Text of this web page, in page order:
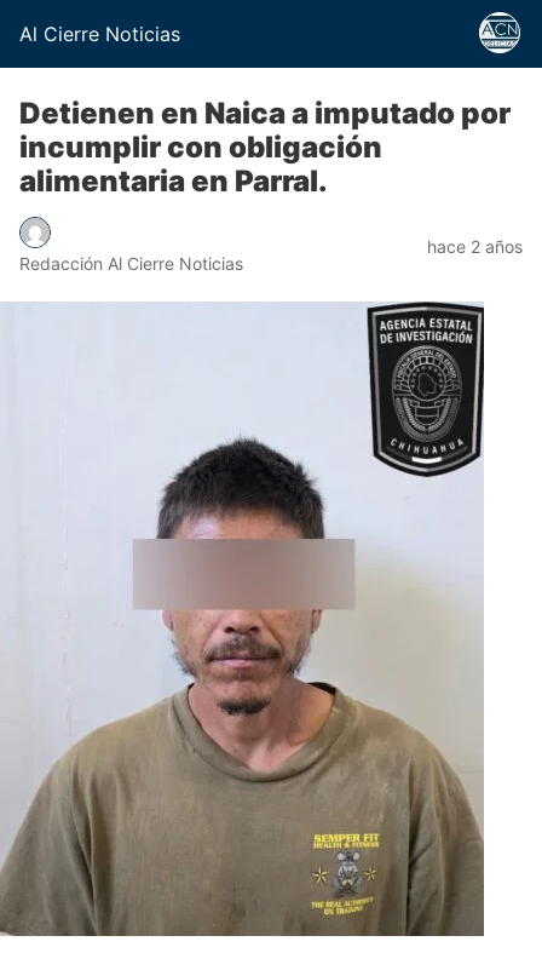
Al Cierre Noticias
Detienen en Naica a imputado por
incumplir con obligación
alimentaria en Parral.
Redacción Al Cierre Noticias
hace 2 años